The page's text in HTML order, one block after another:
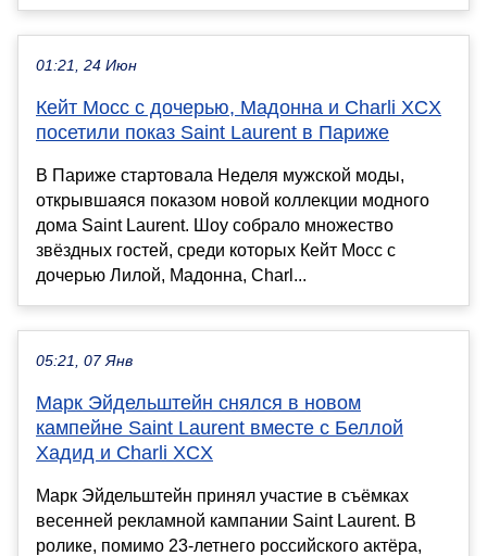
01:21, 24 Июн
Кейт Мосс с дочерью, Мадонна и Charli XCX
посетили показ Saint Laurent в Париже
В Париже стартовала Неделя мужской моды,
открывшаяся показом новой коллекции модного
дома Saint Laurent. Шоу собрало множество
звёздных гостей, среди которых Кейт Мосс с
дочерью Лилой, Мадонна, Charl...
05:21, 07 Янв
Марк Эйдельштейн снялся в новом
кампейне Saint Laurent вместе с Беллой
Хадид и Charli XCX
Марк Эйдельштейн принял участие в съёмках
весенней рекламной кампании Saint Laurent. В
ролике, помимо 23-летнего российского актёра,